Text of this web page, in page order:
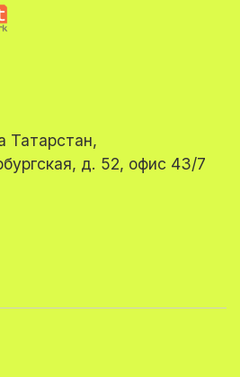
Татарстан,
д. 52, офис 43/7